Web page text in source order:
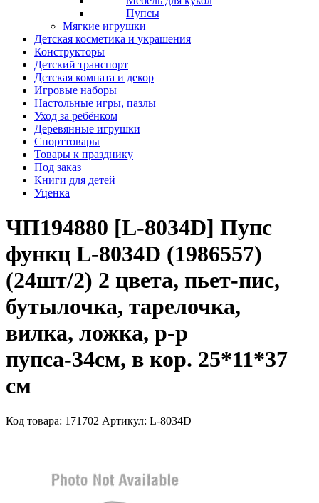
Пупсы
Мягкие игрушки
Детская косметика и украшения
Конструкторы
Детский транспорт
Детская комната и декор
Игровые наборы
Настольные игры, пазлы
Уход за ребёнком
Деревянные игрушки
Спорттовары
Товары к празднику
Под заказ
Книги для детей
Уценка
ЧП194880 [L-8034D] Пупс
функц L-8034D (1986557)
(24шт/2) 2 цвета, пьет-пис,
бутылочка, тарелочка,
вилка, ложка, р-р
пупса-34см, в кор. 25*11*37
см
Код товара: 171702 Артикул: L-8034D